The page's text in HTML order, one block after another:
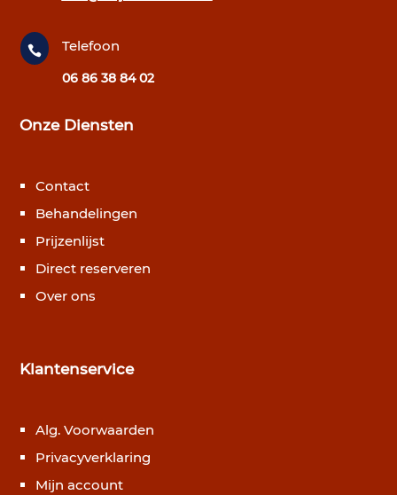
 Telefoon
06 86 38 84 02
Onze Diensten
Contact
Behandelingen
Prijzenlijst
Direct reserveren
Over ons
Klantenservice
Alg. Voorwaarden
Privacyverklaring
Mijn account